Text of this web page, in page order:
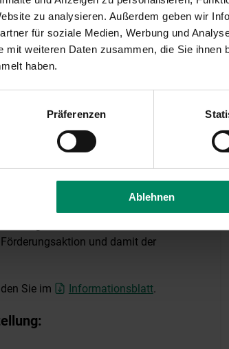
zu analysieren. Außerdem geben wir
für soziale Medien, Werbung und
mit weiteren Daten zusammen, die Sie ihnen
haben.
Präferenzen
Ablehnen
von Materialien und die Umsetzung
und dem 30.09.2023 (bei
im Jahr 2022) erfolgen.
Online-Antrag ist vollständig ausgefüllt
Informationen und
zur Verfügung.
vorhanden sind, längstens jedoch bis
vor Ende der Einreichfrist
und damit der
Sie im Informationsblatt.